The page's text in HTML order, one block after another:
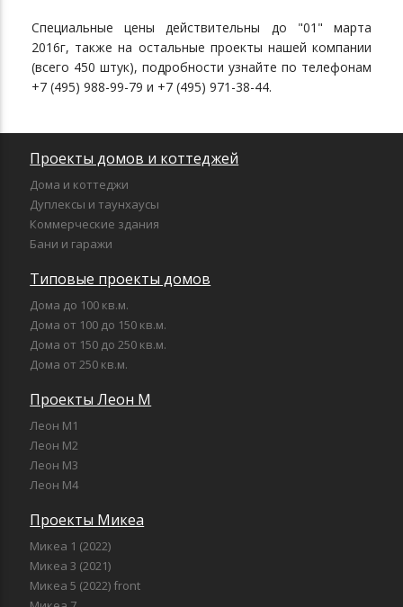
Специальные цены действительны до "01" марта
2016г, также на остальные проекты нашей компании
(всего 450 штук), подробности узнайте по телефонам
+7 (495) 988-99-79 и +7 (495) 971-38-44.
Проекты домов и коттеджей
Дома и коттеджи
Дуплексы и таунхаусы
Коммерческие здания
Бани и гаражи
Типовые проекты домов
Дома до 100 кв.м.
Дома от 100 до 150 кв.м.
Дома от 150 до 250 кв.м.
Дома от 250 кв.м.
Проекты Леон М
Леон М1
Леон М2
Леон М3
Леон М4
Проекты Микеа
Микеа 1 (2022)
Микеа 3 (2021)
Микеа 5 (2022) front